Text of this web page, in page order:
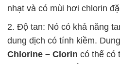
nhạt và có mùi hơi chlorin
2. Độ tan: Nó có khả năng
dung dịch có tính kiềm.
Chlorine – Clorin có thể có